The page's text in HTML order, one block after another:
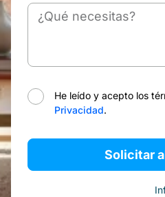
He leído y acepto los
Privacidad.
Solicitar